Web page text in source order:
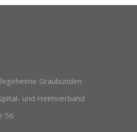
Graubünden
und Heimverband
56